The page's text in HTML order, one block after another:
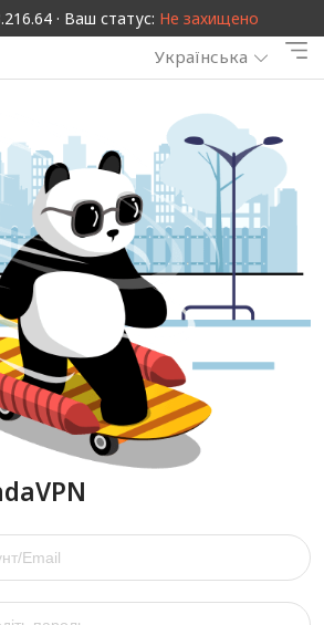
· Ваш статус: Не захищено
Українська